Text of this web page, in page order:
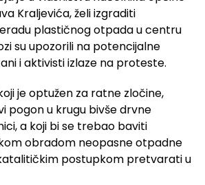
Kraljevića, želi izgraditi
plastičnog otpada u centru
su upozorili na potencijalne
i aktivisti izlaze na proteste.
je optužen za ratne zločine,
pogon u krugu bivše drvne
a koji bi se trebao baviti
obradom neopasne otpadne
postupkom pretvarati u